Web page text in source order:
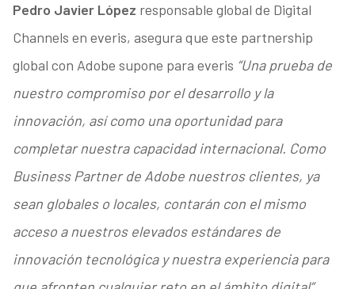
Pedro Javier López responsable global de Digital
Channels en everis, asegura que este partnership
global con Adobe supone para everis “Una prueba de
nuestro compromiso por el desarrollo y la
innovación, así como una oportunidad para
completar nuestra capacidad internacional. Como
Business Partner de Adobe nuestros clientes, ya
sean globales o locales, contarán con el mismo
acceso a nuestros elevados estándares de
innovación tecnológica y nuestra experiencia para